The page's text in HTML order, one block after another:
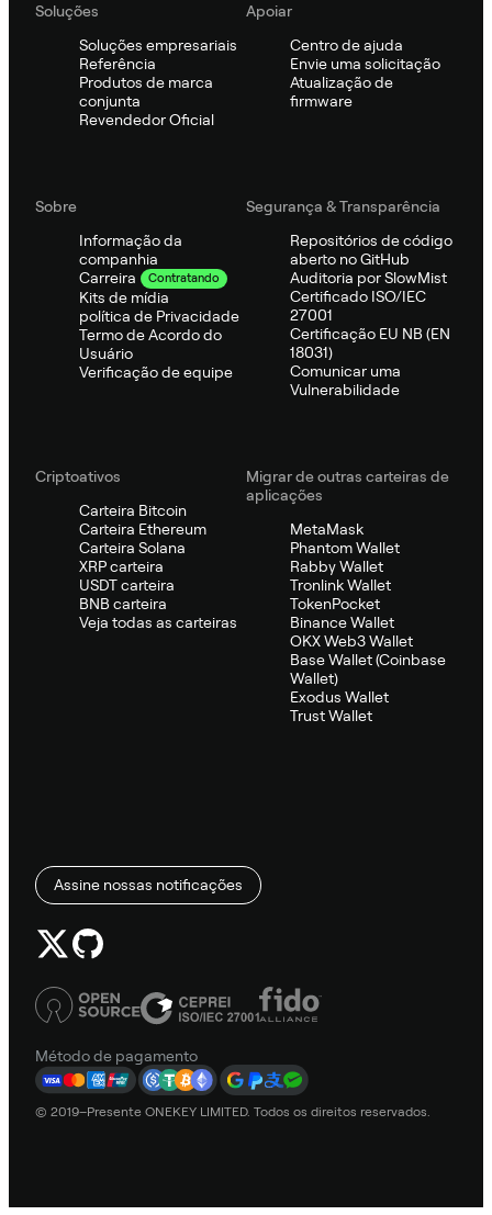
Soluções
Soluções empresariais
Referência
Produtos de marca
conjunta
Revendedor Oficial
Apoiar
Centro de ajuda
Envie uma solicitação
Atualização de
firmware
Sobre
Informação da
companhia
Carreira
Contratando
Kits de mídia
política de Privacidade
Termo de Acordo do
Usuário
Verificação de equipe
Segurança & Transparência
Repositórios de código
aberto no GitHub
Auditoria por SlowMist
Certificado ISO/IEC
27001
Certificação EU NB (EN
18031)
Comunicar uma
Vulnerabilidade
Criptoativos
Carteira Bitcoin
Carteira Ethereum
Carteira Solana
XRP carteira
USDT carteira
BNB carteira
Veja todas as carteiras
Migrar de outras carteiras de
aplicações
MetaMask
Phantom Wallet
Rabby Wallet
Tronlink Wallet
TokenPocket
Binance Wallet
OKX Web3 Wallet
Base Wallet (Coinbase
Wallet)
Exodus Wallet
Trust Wallet
Assine nossas notificações
Método de pagamento
© 2019–Presente ONEKEY LIMITED. Todos os direitos reservados.